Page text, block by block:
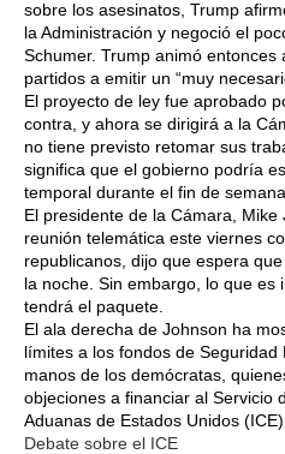
sobre los asesinatos, Trump
la Administración y negoció el
Schumer. Trump animó
partidos a emitir un “muy
El proyecto de ley fue aprobado
contra, y ahora se dirigirá a la
no tiene previsto retomar sus
significa que el gobierno podría
temporal durante el fin de
El presidente de la Cámara,
reunión telemática este viernes
republicanos, dijo que espera
la noche. Sin embargo, lo que es
tendrá el paquete.
El ala derecha de Johnson ha
límites a los fondos de Seguridad
manos de los demócratas,
objeciones a financiar al Servicio
Aduanas de Estados Unidos
Debate sobre el ICE